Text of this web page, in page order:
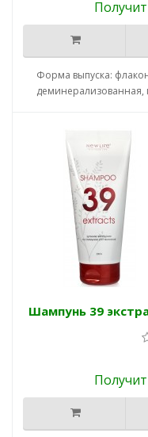
Форма выпуска:
деминерализованная,
Шампунь 39